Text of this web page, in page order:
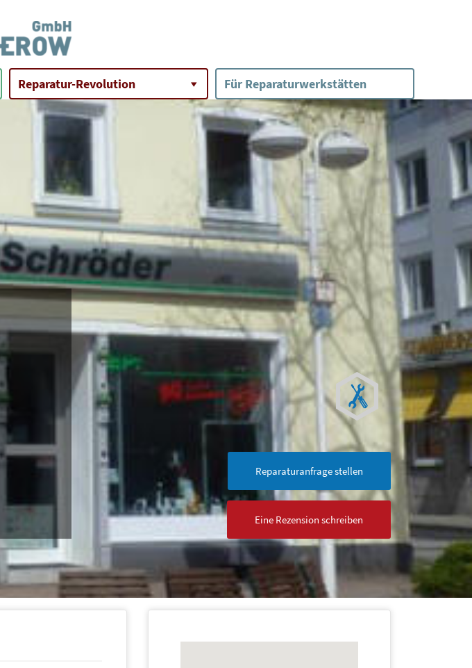
Reparatur-Revolution Für Reparaturwerkstätten
Reparaturanfrage stellen
Eine Rezension schreiben